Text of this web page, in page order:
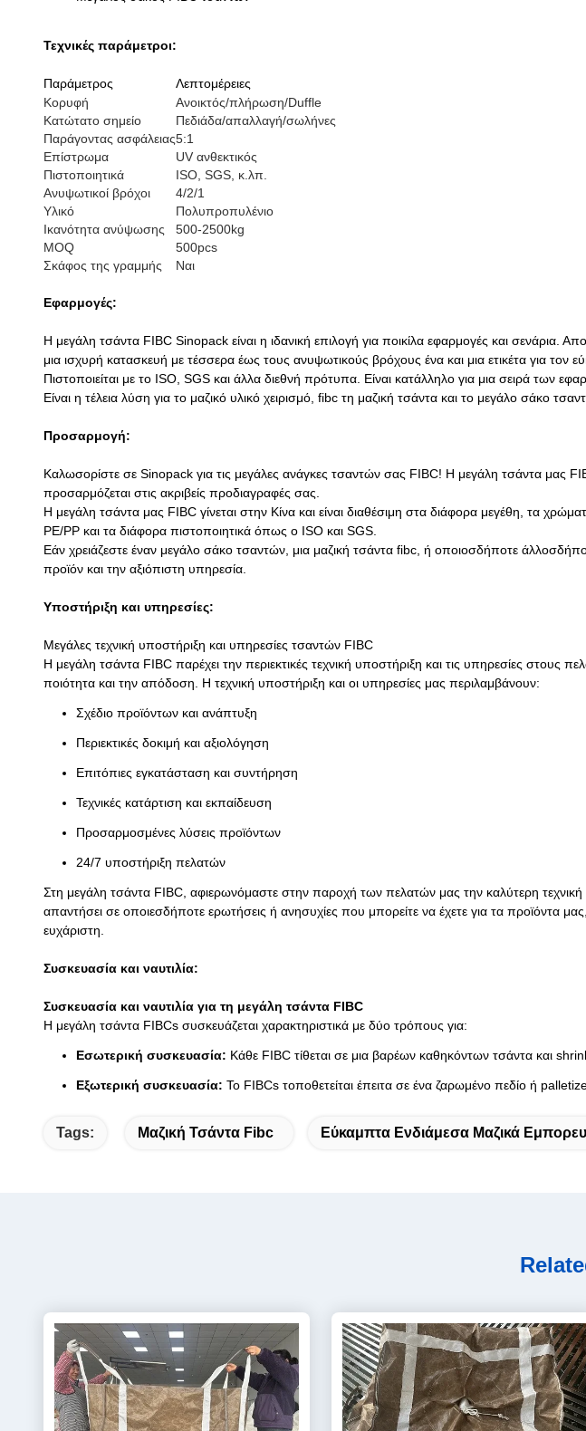
Τεχνικές παράμετροι:
Παράμετρος
Λεπτομέρειες
Κορυφή
Ανοικτός/πλήρωση/Duffle
Κατώτατο σημείο
Πεδιάδα/απαλλαγή/σωλήνες
Παράγοντας ασφάλειας5:1
Επίστρωμα
UV ανθεκτικός
Πιστοποιητικά
ISO, SGS, κ.λπ.
Ανυψωτικοί βρόχοι
4/2/1
Υλικό
Πολυπροπυλένιο
Ικανότητα ανύψωσης
500-2500kg
MOQ
500pcs
Σκάφος της γραμμής
Ναι
Εφαρμογές:
Η μεγάλη τσάντα FIBC Sinopack είναι η ιδανική επιλογή για ποικίλα εφαρμογές και σενάρια.
μια ισχυρή κατασκευή με τέσσερα έως τους ανυψωτικούς βρόχους ένα και μια ετικέτα για
Πιστοποιείται με το ISO, SGS και άλλα διεθνή πρότυπα. Είναι κατάλληλο για μια σειρά των
Είναι η τέλεια λύση για το μαζικό υλικό χειρισμό, fibc τη μαζική τσάντα και το μεγάλο σάκο
Προσαρμογή:
Καλωσορίστε σε Sinopack για τις μεγάλες ανάγκες τσαντών σας FIBC! Η μεγάλη τσάντα μας
προσαρμόζεται στις ακριβείς προδιαγραφές σας.
Η μεγάλη τσάντα μας FIBC γίνεται στην Κίνα και είναι διαθέσιμη στα διάφορα μεγέθη, τα
PE/PP και τα διάφορα πιστοποιητικά όπως ο ISO και SGS.
Εάν χρειάζεστε έναν μεγάλο σάκο τσαντών, μια μαζική τσάντα fibc, ή οποιοσδήποτε
προϊόν και την αξιόπιστη υπηρεσία.
Υποστήριξη και υπηρεσίες:
Μεγάλες τεχνική υποστήριξη και υπηρεσίες τσαντών FIBC
Η μεγάλη τσάντα FIBC παρέχει την περιεκτικές τεχνική υποστήριξη και τις υπηρεσίες στους
ποιότητα και την απόδοση. Η τεχνική υποστήριξη και οι υπηρεσίες μας περιλαμβάνουν:
Σχέδιο προϊόντων και ανάπτυξη
Περιεκτικές δοκιμή και αξιολόγηση
Επιτόπιες εγκατάσταση και συντήρηση
Τεχνικές κατάρτιση και εκπαίδευση
Προσαρμοσμένες λύσεις προϊόντων
24/7 υποστήριξη πελατών
Στη μεγάλη τσάντα FIBC, αφιερωνόμαστε στην παροχή των πελατών μας την καλύτερη
απαντήσει σε οποιεσδήποτε ερωτήσεις ή ανησυχίες που μπορείτε να έχετε για τα προϊόντα
ευχάριστη.
Συσκευασία και ναυτιλία:
Συσκευασία και ναυτιλία για τη μεγάλη τσάντα FIBC
Η μεγάλη τσάντα FIBCs συσκευάζεται χαρακτηριστικά με δύο τρόπους για:
Εσωτερική συσκευασία: Κάθε FIBC τίθεται σε μια βαρέων καθηκόντων τσάντα και
Εξωτερική συσκευασία: Το FIBCs τοποθετείται έπειτα σε ένα ζαρωμένο πεδίο ή
Tags: Μαζική Τσάντα Fibc Εύκαμπτα Ενδιάμεσα Μαζικά